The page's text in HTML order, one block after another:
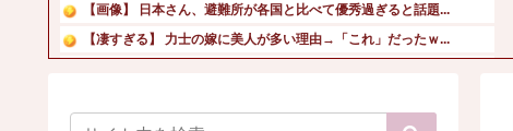
【画像】 日本さん、避難所が各国と比べて優秀過ぎると話題...
【凄すぎる】 力士の嫁に美人が多い理由→「これ」だったｗ...
【画像】元アイドルのピュア美少女がマイクロビキニ姿で大胆...